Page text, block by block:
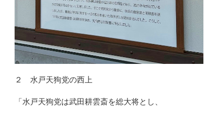
２ 水戸天狗党の西上
「水戸天狗党は武田耕雲斎を総大将とし、